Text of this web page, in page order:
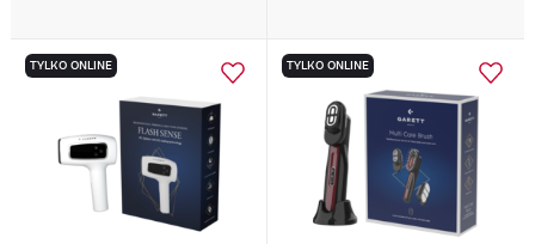
TYLKO ONLINE TYLKO ONLINE